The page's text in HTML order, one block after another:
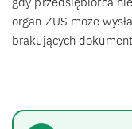
organ ZUS może
brakujących